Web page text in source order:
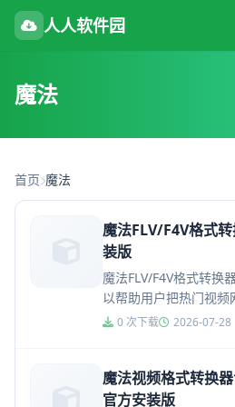
人人软件园
魔法
首页 魔法
魔法FLV/F4V格式
装版
魔法FLV/F4V格式转换
以帮助用户把热门视频
或F4V格式视频转换成
0 次下载 2026-07-28
魔法视频格式转换
官方安装版